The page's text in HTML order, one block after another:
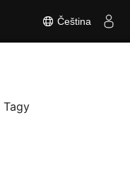
Čeština
Tagy